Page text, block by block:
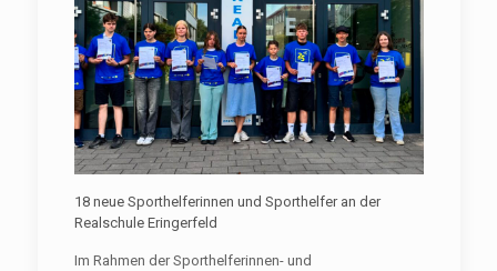
18 neue Sporthelferinnen und Sporthelfer an der
Realschule Eringerfeld
Im Rahmen der Sporthelferinnen- und